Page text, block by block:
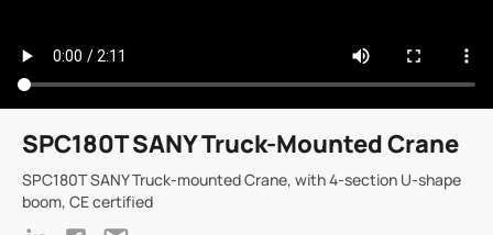
SPC180T SANY Truck-Mounted Crane
SPC180T SANY Truck-mounted Crane, with 4-section U-shape
boom, CE certified